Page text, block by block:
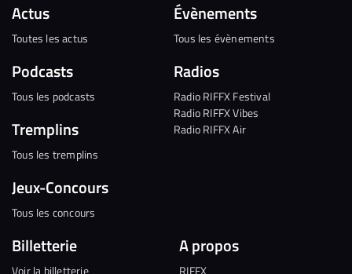
Actus
Toutes les actus
Podcasts
Tous les podcasts
Tremplins
Tous les tremplins
Jeux-Concours
Tous les concours
Évènements
Tous les évènements
Radios
Radio RIFFX Festival
Radio RIFFX Vibes
Radio RIFFX Air
Billetterie
Voir la billetterie
A propos
RIFFX